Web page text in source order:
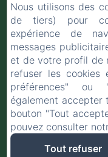
Téléphone:
Nous utilisons des
de tiers) pour
expérience de
messages
et de votre profil de
refuser les cookies
préférences" ou
également accepter
bouton "Tout
pouvez consulter
Tout refuser